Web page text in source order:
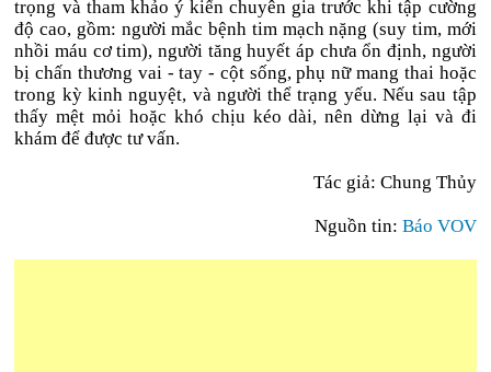
trọng và tham khảo ý kiến chuyên gia trước khi tập cường
độ cao, gồm: người mắc bệnh tim mạch nặng (suy tim, mới
nhồi máu cơ tim), người tăng huyết áp chưa ổn định, người
bị chấn thương vai - tay - cột sống, phụ nữ mang thai hoặc
trong kỳ kinh nguyệt, và người thể trạng yếu. Nếu sau tập
thấy mệt mỏi hoặc khó chịu kéo dài, nên dừng lại và đi
khám để được tư vấn.
Tác giả: Chung Thủy
Nguồn tin: Báo VOV